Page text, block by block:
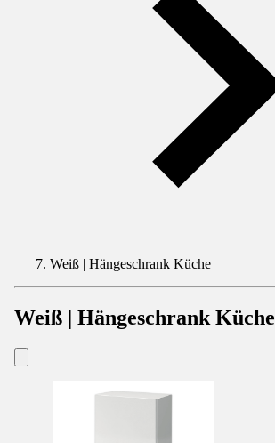
Weiß | Hängeschrank Küche
Weiß | Hängeschrank Küche